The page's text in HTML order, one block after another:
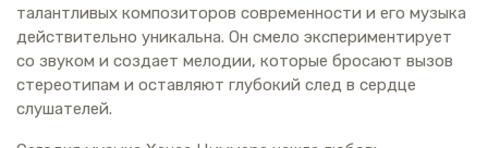
талантливых композиторов современности и его музыка
действительно уникальна. Он смело экспериментирует
со звуком и создает мелодии, которые бросают вызов
стереотипам и оставляют глубокий след в сердце
слушателей.